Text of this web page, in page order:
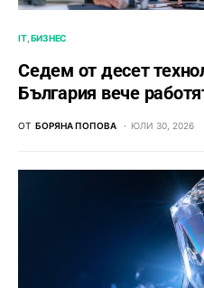
IT БИЗНЕС
Седем от десет
България вече
ОТ БОРЯНА ПОПОВА ЮЛИ 30, 2026